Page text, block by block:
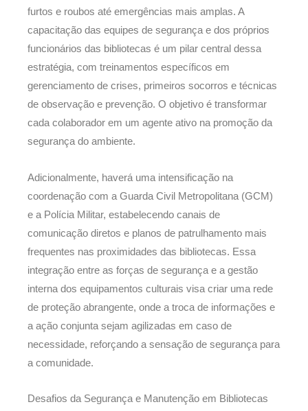
furtos e roubos até emergências mais amplas. A
capacitação das equipes de segurança e dos próprios
funcionários das bibliotecas é um pilar central dessa
estratégia, com treinamentos específicos em
gerenciamento de crises, primeiros socorros e técnicas
de observação e prevenção. O objetivo é transformar
cada colaborador em um agente ativo na promoção da
segurança do ambiente.
Adicionalmente, haverá uma intensificação na
coordenação com a Guarda Civil Metropolitana (GCM)
e a Polícia Militar, estabelecendo canais de
comunicação diretos e planos de patrulhamento mais
frequentes nas proximidades das bibliotecas. Essa
integração entre as forças de segurança e a gestão
interna dos equipamentos culturais visa criar uma rede
de proteção abrangente, onde a troca de informações e
a ação conjunta sejam agilizadas em caso de
necessidade, reforçando a sensação de segurança para
a comunidade.
Desafios da Segurança e Manutenção em Bibliotecas